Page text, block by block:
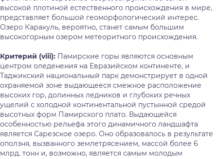
высокой плотиной естественного происхождения в мире,
представляет большой геоморфологический интерес.
Озеро Каракуль, вероятно, станет самым большим
высокогорным озером метеоритного происхождения.
Критерий (viii): Памирские горы являются основным
центром оледенения на Евразийском континенте, и
Таджикский национальный парк демонстрирует в одной
охраняемой зоне выдающееся смежное расположение
высоких гор, долинных ледников и глубоких речных
ущелий с холодной континентальной пустынной средой
высотных форм Памирского плато. Выдающейся
особенностью рельефа этого динамичного ландшафта
является Сарезское озеро. Оно образовалось в результате
оползня, вызванного землетрясением, массой более 6
млрд. тонн и, возможно, является самым молодым